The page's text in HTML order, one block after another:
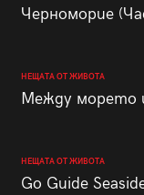
Черноморие
НЕЩАТА ОТ ЖИВОТА
Между морето
НЕЩАТА ОТ ЖИВОТА
Go Guide